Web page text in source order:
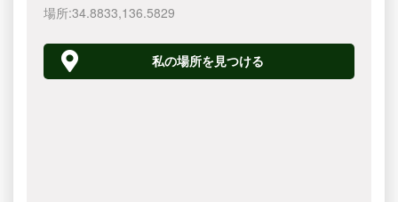
場所:34.8833,136.5830
私の場所を見つける